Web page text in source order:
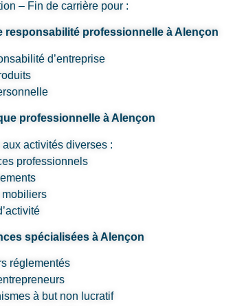
– Fin de carrière pour :
responsabilité professionnelle à Alençon
d’entreprise
professionnelle à Alençon
activités diverses :
professionnels
mobiliers
spécialisées à Alençon
réglementés
à but non lucratif